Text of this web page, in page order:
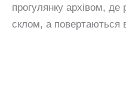
прогулянку архівом, де
склом, а повертаються